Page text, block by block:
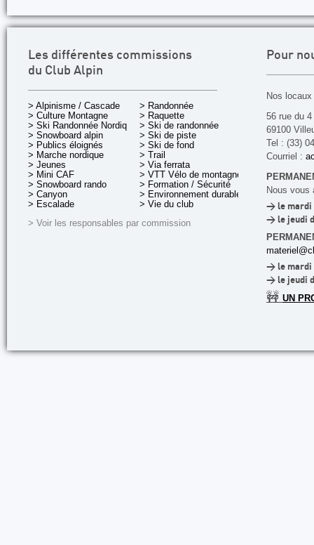
Les différentes commissions
du Club Alpin
> Alpinisme / Cascade
> Culture Montagne
> Ski Randonnée Nordique
> Snowboard alpin
> Publics éloignés
> Marche nordique
> Jeunes
> Mini CAF
> Snowboard rando
> Canyon
> Escalade
> Randonnée
> Raquette
> Ski de randonnée
> Ski de piste
> Ski de fond
> Trail
> Via ferrata
> VTT Vélo de montagne
> Formation / Sécurité
> Environnement durable
> Vie du club
> Voir les responsables par commission
Pour
Nos
56 rue du
69100
Tel : (33)
Courriel :
Nous vous
> le mardi
> le jeudi
> le mardi
> le jeudi
🚧 UN